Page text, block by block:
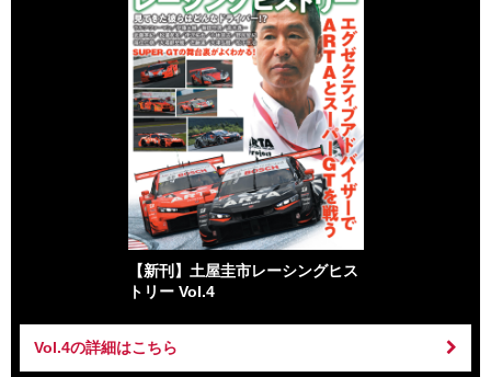
【新刊】土屋圭市レーシングヒス
トリー Vol.4
Vol.4の詳細はこちら